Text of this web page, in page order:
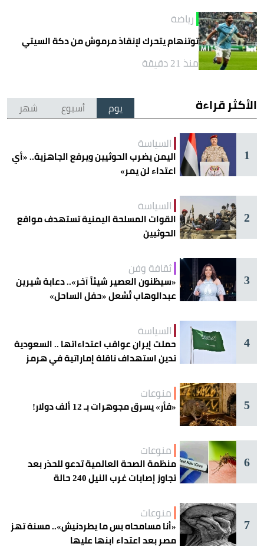
رياضة
توتنهام يتحرك لإنقاذ مرموش من دكة السيتي
منذ 21 دقيقة
الأكثر قراءة يوم أسبوع شهر
1
السياسة
اليمن يضرب الحوثيين ويرفع الجاهزية.. «أي
اعتداء لن يمر»
2
السياسة
القوات المسلحة اليمنية تستهدف مواقع
الحوثيين
3
ثقافة وفن
«سيظنون العصير شيئاً آخر».. دعابة شيرين
عبدالوهاب تُشعل «حفل الساحل»
4
السياسة
حملت إيران عواقب اعتداءاتها .. السعودية
تدين استهداف ناقلة إماراتية في هرمز
5
منوعات
«فأر» يسرق مجوهرات بـ 12 ألف دولار!
6
منوعات
منظمة الصحة العالمية تدعو للحذر بعد
تجاوز إصابات غرب النيل 240 حالة
7
منوعات
«أنا مسامحاه بس ما يطردنيش».. مسنة تهز
مصر بعد اعتداء ابنها عليها